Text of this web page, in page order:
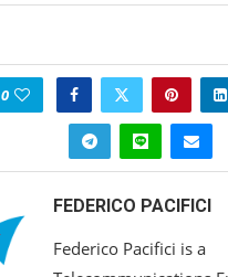
0
FEDERICO PACIFICI
Federico Pacifici is a